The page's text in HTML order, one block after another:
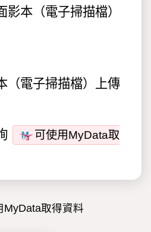
本（電子掃描檔）
（電子掃描檔）上傳
可使用MyData取
MyData取得資料